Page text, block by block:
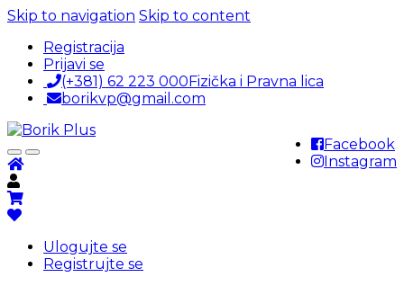
Skip to navigation Skip to content
Registracija
Prijavi se
(+381) 62 223 000Fizička i Pravna lica
borikvp@gmail.com
Facebook
Instagram
Ulogujte se
Registrujte se